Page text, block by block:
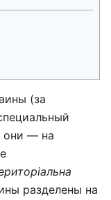
(за
они — на
разделены на